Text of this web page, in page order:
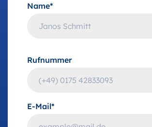
Name*
Rufnummer
E-Mail*